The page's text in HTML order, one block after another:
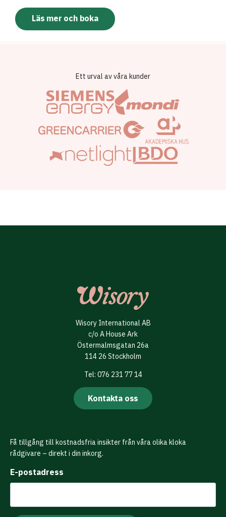
Läs mer och boka
Ett urval av våra kunder
Wisory International AB
c/o A House Ark
Östermalmsgatan 26a
114 26 Stockholm
Tel: 076 231 77 14
Kontakta oss
Få tillgång till kostnadsfria insikter från våra olika kloka
rådgivare – direkt i din inkorg.
E-postadress